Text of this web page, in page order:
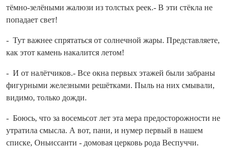
тёмно‑зелёными жалюзи из толстых реек.- В эти стёкла не
попадает свет!
- Тут важнее спрятаться от солнечной жары. Представляете,
как этот камень накалится летом!
- И от налётчиков.- Все окна первых этажей были забраны
фигурными железными решётками. Пыль на них смывали,
видимо, только дожди.
- Боюсь, что за восемьсот лет эта мера предосторожности не
утратила смысла. А вот, пани, и нумер первый в нашем
списке, Оньиссанти - домовая церковь рода Веспуччи.